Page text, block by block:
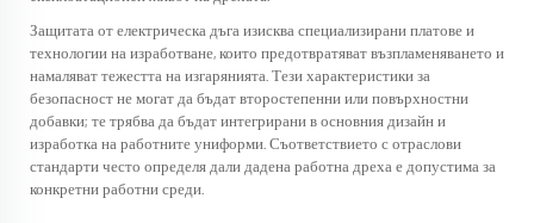
Защитата от електрическа дъга изисква специализирани платове и
технологии на изработване, които предотвратяват възпламеняването и
намаляват тежестта на изгарянията. Тези характеристики за
безопасност не могат да бъдат второстепенни или повърхностни
добавки; те трябва да бъдат интегрирани в основния дизайн и
изработка на работните униформи. Съответствието с отраслови
стандарти често определя дали дадена работна дреха е допустима за
конкретни работни среди.